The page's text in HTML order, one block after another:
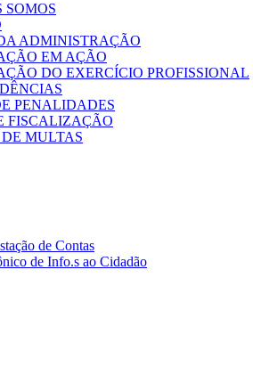
SOMOS
ADMINISTRAÇÃO
EM AÇÃO
DO EXERCÍCIO PROFISSIONAL
PENALIDADES
FISCALIZAÇÃO
MULTAS
de Contas
de Info.s ao Cidadão